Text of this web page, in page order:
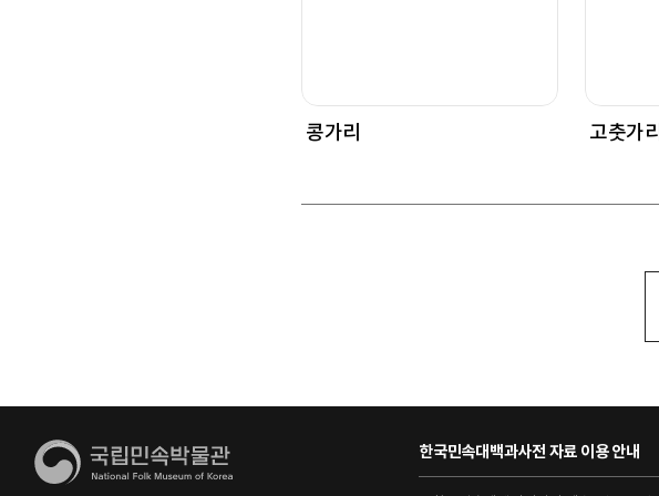
콩가리 고춧가리
한국민속대백과사전 자료 이용 안내